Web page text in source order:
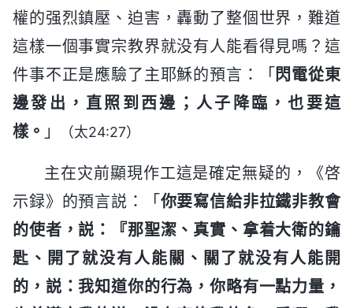
權的强烈鎮壓、迫害，轟動了整個世界，難道
這樣一個事實宗教界就没有人能看得見嗎？這
件事不正是應驗了主耶穌的預言：「 閃電從東
邊發出，直照到西邊；人子降臨，也要這
樣。 」 （太24:27）
主在灾前顯現作工這是確定無疑的，《啓
示録》的預言説：「 你要寫信給非拉鐵非教會
的使者，説：『那聖潔、真實、拿着大衛的鑰
匙、開了就没有人能關、關了就没有人能開
的，説：我知道你的行為，你略有一點力量，